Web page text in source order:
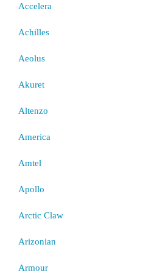
Accelera
Achilles
Aeolus
Akuret
Altenzo
America
Amtel
Apollo
Arctic Claw
Arizonian
Armour